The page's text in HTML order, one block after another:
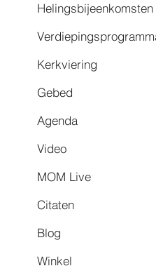
Helingsbijeenkomsten
Kerkviering
Gebed
Agenda
Video
MOM Live
Citaten
Blog
Winkel